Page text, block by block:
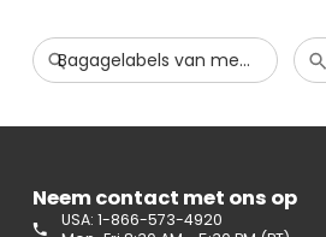
Bagagelabels van metaal en aluminium
Neem contact met ons op
USA: 1-866-573-4920